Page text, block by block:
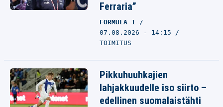
Ferraria”
FORMULA 1
07.08.2026 - 14:15
TOIMITUS
Pikkuhuuhkajien
lahjakkuudelle iso siirto –
edellinen suomalaistähti